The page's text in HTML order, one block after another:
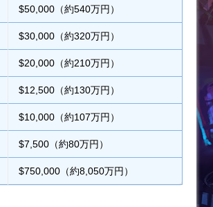
$50,000（約540万円）
$30,000（約320万円）
$20,000（約210万円）
$12,500（約130万円）
$10,000（約107万円）
$7,500（約80万円）
$750,000（約8,050万円）